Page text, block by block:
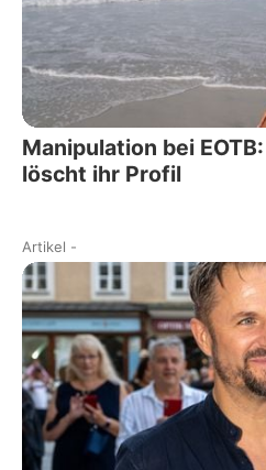
Manipulation bei
löscht ihr Profil
Artikel -